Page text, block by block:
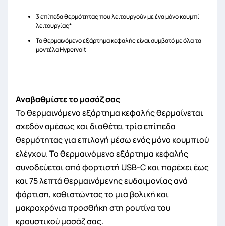
3 επίπεδα θερμότητας που λειτουργούν με ένα μόνο κουμπί
λειτουργίας*
Το θερμαινόμενο εξάρτημα κεφαλής είναι συμβατό με όλα τα
μοντέλα Hypervolt
Αναβαθμίστε το μασάζ σας
Το θερμαινόμενο εξάρτημα κεφαλής θερμαίνεται
σχεδόν αμέσως και διαθέτει τρία επίπεδα
θερμότητας για επιλογή μέσω ενός μόνο κουμπιού
ελέγχου. Το θερμαινόμενο εξάρτημα κεφαλής
συνοδεύεται από φορτιστή USB-C και παρέχει έως
και 75 λεπτά θερμαινόμενης ευδαιμονίας ανά
φόρτιση, καθιστώντας το μια βολική και
μακροχρόνια προσθήκη στη ρουτίνα του
κρουστικού μασάζ σας.